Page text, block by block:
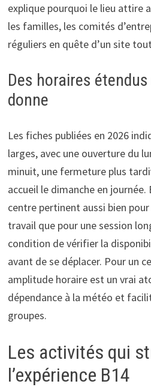
explique pourquoi le lieu attire
les familles, les comités
réguliers en quête d’un site
Des horaires
donne
Les fiches publiées en 2026
larges, avec une ouverture du
minuit, une fermeture plus
accueil le dimanche en
centre pertinent aussi bien
travail que pour une session
condition de vérifier la
avant de se déplacer. Pour un
amplitude horaire est un vrai
dépendance à la météo et
groupes.
Les activités qui
l’expérience B14